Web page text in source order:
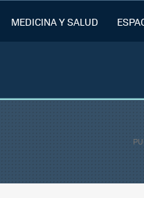
MEDICINA Y SALUD